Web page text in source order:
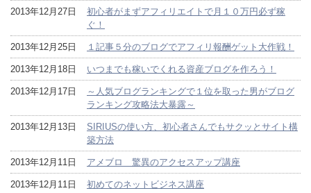
2013年12月27日
初心者がまずアフィリエイトで月１０万円必ず稼
ぐ！
2013年12月25日 １記事５分のブログでアフィリ報酬ゲット大作戦！
2013年12月18日 いつまでも稼いでくれる資産ブログを作ろう！
2013年12月17日
～人気ブログランキングで１位を取った男がブログ
ランキング攻略法大暴露～
2013年12月13日
SIRIUSの使い方、初心者さんでもサクッとサイト構
築方法
2013年12月11日 アメブロ 驚異のアクセスアップ講座
2013年12月11日 初めてのネットビジネス講座